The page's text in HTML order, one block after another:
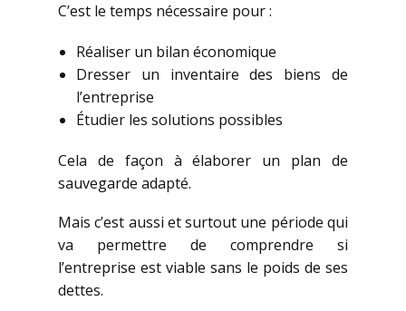
C’est le temps nécessaire pour :
Réaliser un bilan économique
Dresser un inventaire des biens de
l’entreprise
Étudier les solutions possibles
Cela de façon à élaborer un plan de
sauvegarde adapté.
Mais c’est aussi et surtout une période qui
va permettre de comprendre si
l’entreprise est viable sans le poids de ses
dettes.